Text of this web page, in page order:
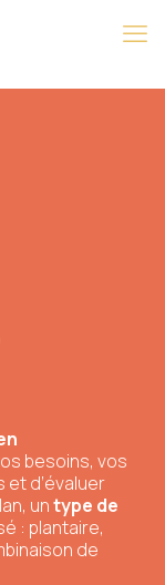
besoins, vos
d’évaluer
untype de
: plantaire,
de